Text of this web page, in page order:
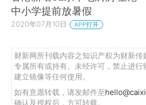
中小学提前放暑假
2020年07月10日 APP打开
财新网所刊载内容之知识产权为财新传
专属所有或持有。未经许可，禁止进行
建立镜像等任何使用。
如有意愿转载，请发邮件至
确认及授权后，方可转载。